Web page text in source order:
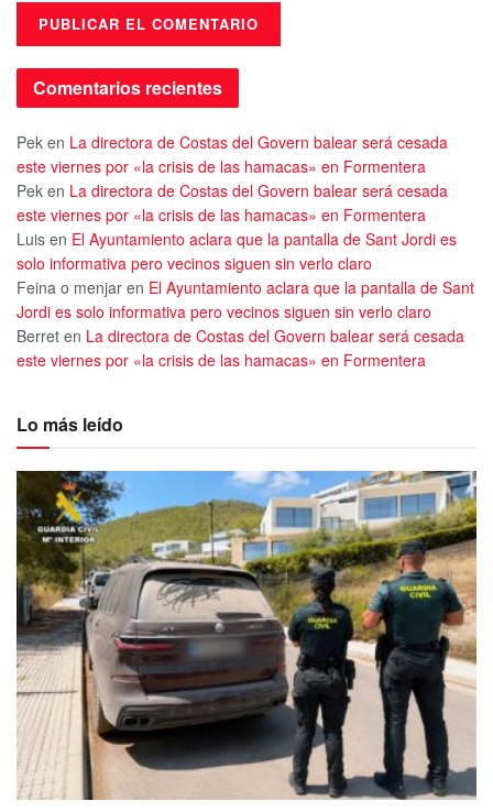
Comentarios recientes
Pek en La directora de Costas del Govern balear será cesada
este viernes por «la crisis de las hamacas» en Formentera
Pek en La directora de Costas del Govern balear será cesada
este viernes por «la crisis de las hamacas» en Formentera
Luis en El Ayuntamiento aclara que la pantalla de Sant Jordi es
solo informativa pero vecinos siguen sin verlo claro
Feina o menjar en El Ayuntamiento aclara que la pantalla de Sant
Jordi es solo informativa pero vecinos siguen sin verlo claro
Berret en La directora de Costas del Govern balear será cesada
este viernes por «la crisis de las hamacas» en Formentera
Lo más leído